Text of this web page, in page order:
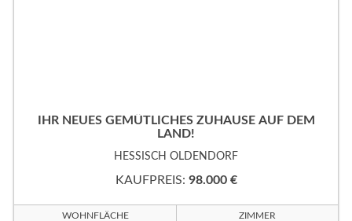
IHR NEUES GEMÜTLICHES ZUHAUSE AUF DEM
LAND!
HESSISCH OLDENDORF
KAUFPREIS: 98.000 €
WOHNFLÄCHE ZIMMER